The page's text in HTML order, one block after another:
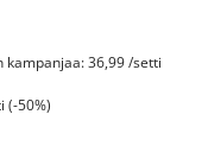
kampanjaa: 36,99 /setti
(-50%)